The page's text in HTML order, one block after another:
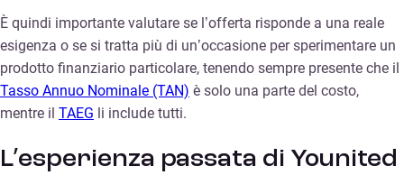
È quindi importante valutare se l’offerta risponde a una reale
esigenza o se si tratta più di un’occasione per sperimentare un
prodotto finanziario particolare, tenendo sempre presente che il
Tasso Annuo Nominale (TAN) è solo una parte del costo,
mentre il TAEG li include tutti.
L’esperienza passata di Younited